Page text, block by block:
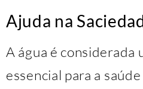
Ajuda na
A água é considerada
essencial para a